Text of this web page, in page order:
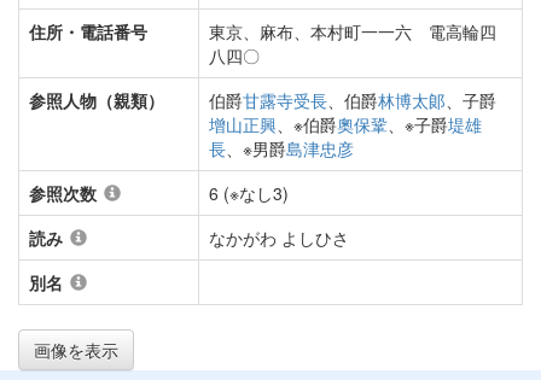
住所・電話番号
東京、麻布、本村町一一六 電高輪四
八四〇
参照人物（親類）
伯爵甘露寺受長、伯爵林博太郞、子爵
增山正興、※伯爵奧保鞏、※子爵堤雄
長、※男爵島津忠彦
参照次数
6 (※なし3)
読み
なかがわ よしひさ
別名
画像を表示